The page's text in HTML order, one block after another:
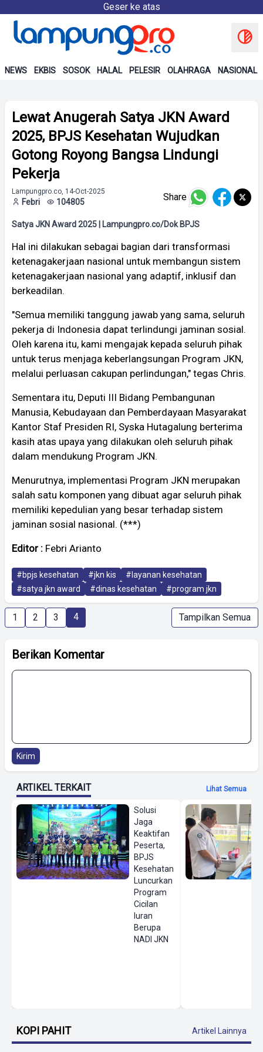
Geser ke atas
NEWS EKBIS SOSOK HALAL PELESIR OLAHRAGA NASIONAL
Lewat Anugerah Satya JKN Award
2025, BPJS Kesehatan Wujudkan
Gotong Royong Bangsa Lindungi
Pekerja
Lampungpro.co, 14-Oct-2025
Febri 104805 Share
Satya JKN Award 2025 | Lampungpro.co/Dok BPJS
Hal ini dilakukan sebagai bagian dari transformasi
ketenagakerjaan nasional untuk membangun sistem
ketenagakerjaan nasional yang adaptif, inklusif dan
berkeadilan.
"Semua memiliki tanggung jawab yang sama, seluruh
pekerja di Indonesia dapat terlindungi jaminan sosial.
Oleh karena itu, kami mengajak kepada seluruh pihak
untuk terus menjaga keberlangsungan Program JKN,
melalui perluasan cakupan perlindungan," tegas Chris.
Sementara itu, Deputi III Bidang Pembangunan
Manusia, Kebudayaan dan Pemberdayaan Masyarakat
Kantor Staf Presiden RI, Syska Hutagalung berterima
kasih atas upaya yang dilakukan oleh seluruh pihak
dalam mendukung Program JKN.
Menurutnya, implementasi Program JKN merupakan
salah satu komponen yang dibuat agar seluruh pihak
memiliki kepedulian yang besar terhadap sistem
jaminan sosial nasional. (***)
Editor : Febri Arianto
#bpjs kesehatan #jkn kis
#layanan kesehatan
#satya jkn award
#dinas kesehatan #program jkn
1 2 3 4 Tampilkan Semua
Berikan Komentar
Kirim
ARTIKEL TERKAIT Lihat Semua
Solusi
Jaga
Keaktifan
Peserta,
BPJS
Kesehatan
Luncurkan
Program
Cicilan
Iuran
Berupa
NADI JKN
KOPI PAHIT Artikel Lainnya